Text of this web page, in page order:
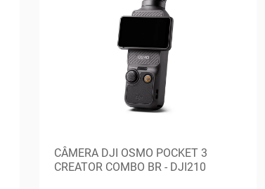
CÂMERA DJI OSMO POCKET 3
CREATOR COMBO BR - DJI210